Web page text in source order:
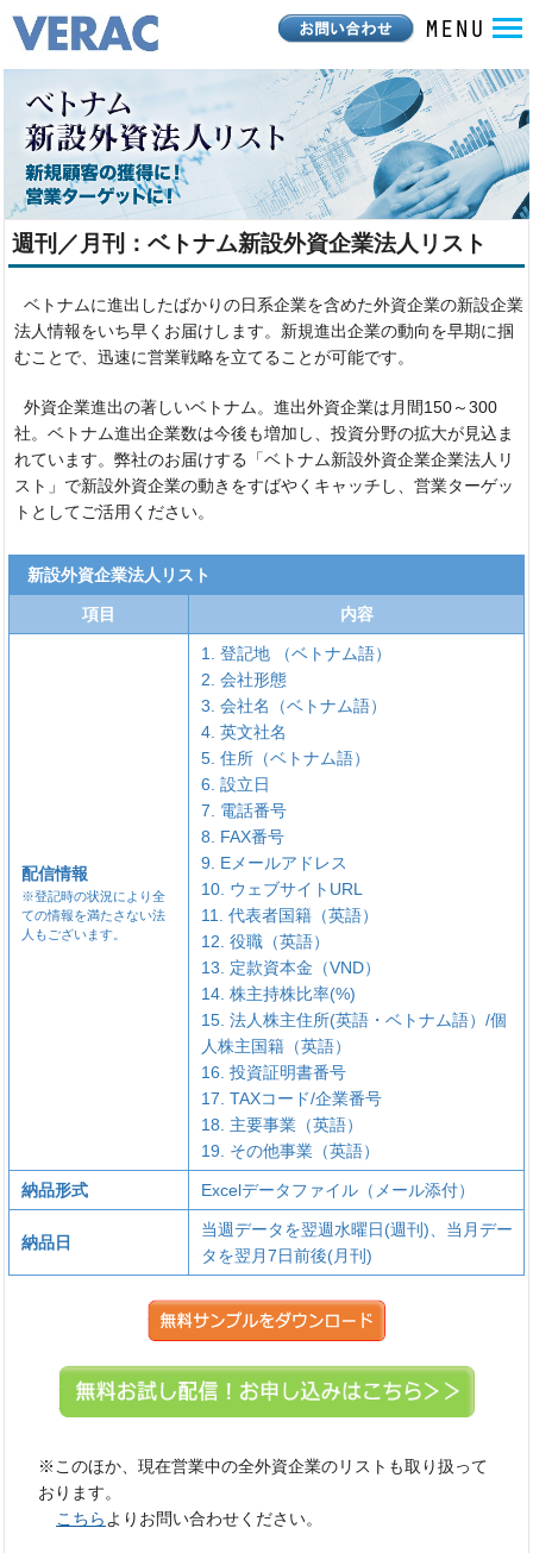
週刊／月刊：ベトナム新設外資企業法人リスト
ベトナムに進出したばかりの日系企業を含めた外資企業の新設企業
法人情報をいち早くお届けします。新規進出企業の動向を早期に掴
むことで、迅速に営業戦略を立てることが可能です。
外資企業進出の著しいベトナム。進出外資企業は月間150～300
社。ベトナム進出企業数は今後も増加し、投資分野の拡大が見込ま
れています。弊社のお届けする「ベトナム新設外資企業企業法人リ
スト」で新設外資企業の動きをすばやくキャッチし、営業ターゲッ
トとしてご活用ください。
新設外資企業法人リスト
項目 内容
配信情報
※登記時の状況により全
ての情報を満たさない法
人もございます。
1. 登記地 （ベトナム語）
2. 会社形態
3. 会社名（ベトナム語）
4. 英文社名
5. 住所（ベトナム語）
6. 設立日
7. 電話番号
8. FAX番号
9. Eメールアドレス
10. ウェブサイトURL
11. 代表者国籍（英語）
12. 役職（英語）
13. 定款資本金（VND）
14. 株主持株比率(%)
15. 法人株主住所(英語・ベトナム語）/個
人株主国籍（英語）
16. 投資証明書番号
17. TAXコード/企業番号
18. 主要事業（英語）
19. その他事業（英語）
納品形式 Excelデータファイル（メール添付）
納品日
当週データを翌週水曜日(週刊)、当月デー
タを翌月7日前後(月刊)
※このほか、現在営業中の全外資企業のリストも取り扱って
おります。
こちら よりお問い合わせください。